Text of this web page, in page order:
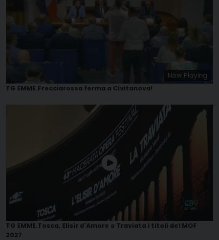
Now Playing
TG EMME.Frecciarossa ferma a Civitanova!
TG EMME.Tosca, Elisir d'Amore e Traviata i titoli del MOF
2027